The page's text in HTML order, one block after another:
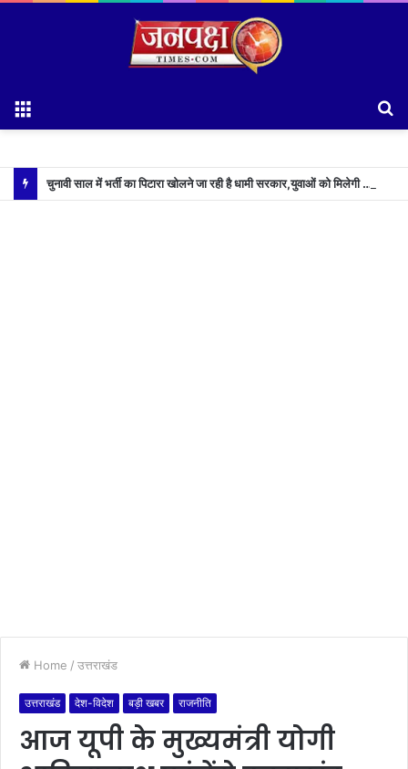
चुनावी साल में भर्ती का पिटारा खोलने जा रही है धामी सरकार,युवाओं को मिलेगी 34 हजार रिकॉर्ड भर्तियों की सौगात
Home / उत्तराखंड
उत्तराखंड देश-विदेश बड़ी खबर राजनीति
आज यूपी के मुख्यमंत्री योगी